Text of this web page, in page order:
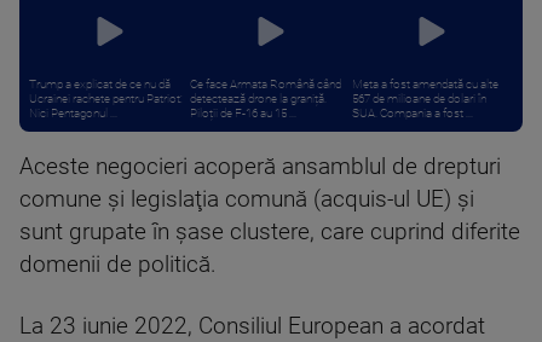
Trump a explicat de ce nu dă
Ucrainei rachete pentru Patriot:
Nici Pentagonul ...
Ce face Armata Română când
detectează drone la graniță.
Piloții de F-16 au 15 ...
Meta a fost amendată cu alte
567 de milioane de dolari în
SUA. Compania a fost ...
Aceste negocieri acoperă ansamblul de drepturi
comune şi legislaţia comună (acquis-ul UE) şi
sunt grupate în şase clustere, care cuprind diferite
domenii de politică.
La 23 iunie 2022, Consiliul European a acordat